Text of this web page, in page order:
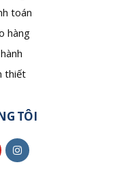
toán
hàng
thiết
TÔI